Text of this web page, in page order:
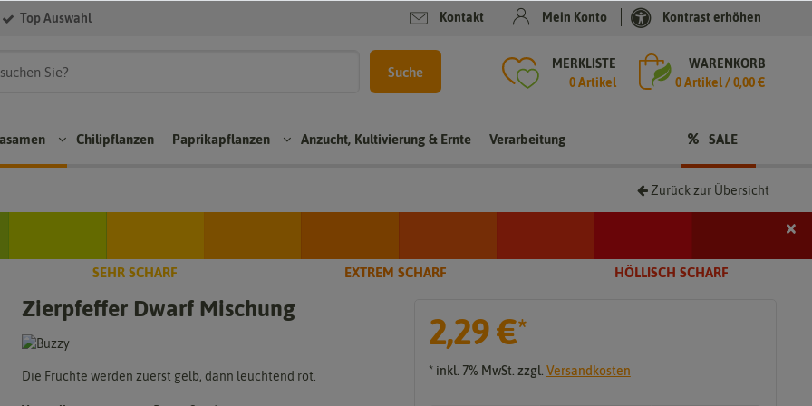
Top Auswahl Kontakt Mein Konto Kontrast erhöhen
Suche
MERKLISTE
0 Artikel
WARENKORB
0Artikel /0,00 €
sam
Chili
kpa
en
Chilipflanzen Paprikapflanzen Anzucht, Kultivierung & Ernte Verarbeitung SALE
Zurück zur Übersicht
SEHR SCHARF EXTREM SCHARF HÖLLISCH SCHARF
×
2,29 €*
* inkl. 7% MwSt. zzgl. Versandkosten
Zierpfeffer Dwarf Mischung
Die Früchte werden zuerst gelb, dann leuchtend rot.